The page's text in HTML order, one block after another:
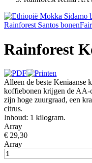
Rainforest Santos bonen
Rainforest
Alleen de beste Keniaanse
koffiebonen krijgen de AA-
zijn hoge zuurgraad, een
citrus.
Inhoud: 1 kilogram.
Array
€ 29,30
Array